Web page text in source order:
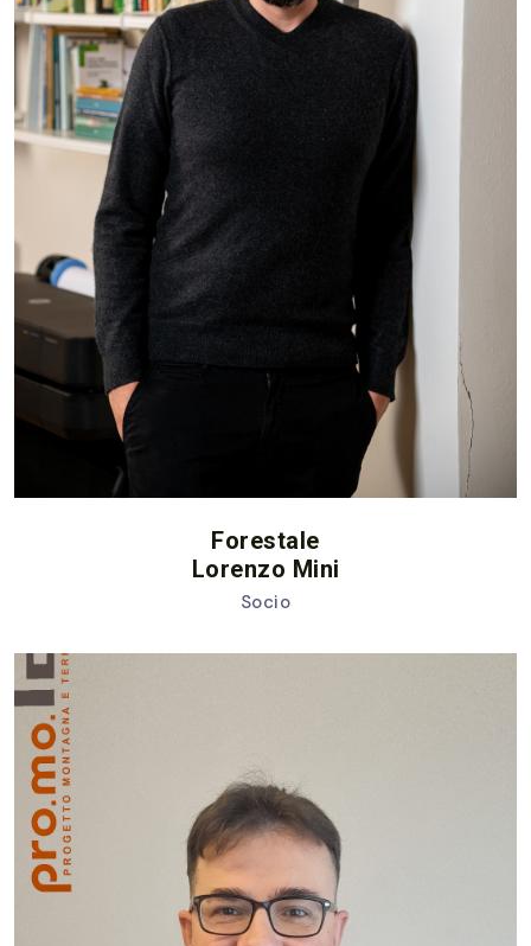
Forestale
Lorenzo Mini
Socio